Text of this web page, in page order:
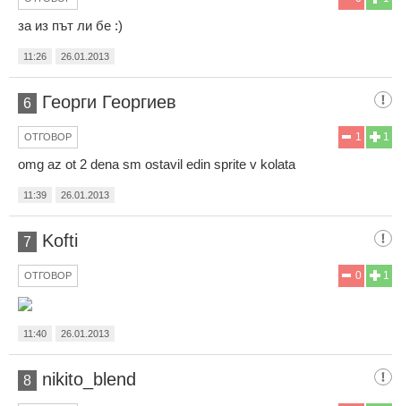
за из път ли бе :)
11:26 26.01.2013
6 Георги Георгиев
1
1
ОТГОВОР
omg az ot 2 dena sm ostavil edin sprite v kolata
11:39 26.01.2013
7 Kofti
1
0
ОТГОВОР
11:40 26.01.2013
8 nikito_blend